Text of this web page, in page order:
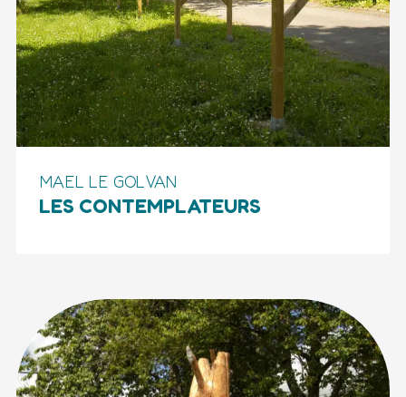
MAEL LE GOLVAN
LES CONTEMPLATEURS